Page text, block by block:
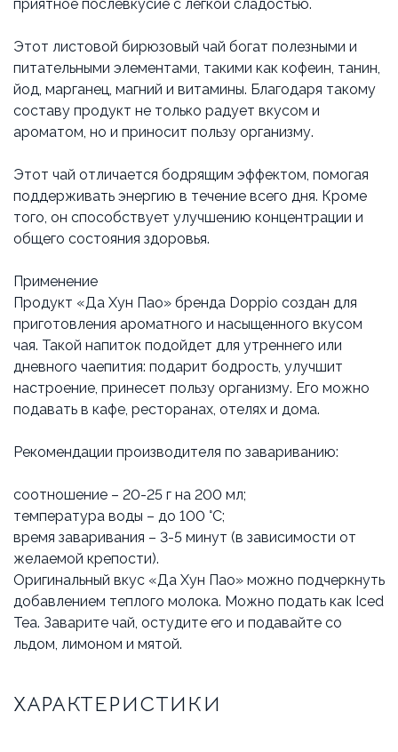
приятное послевкусие с легкой сладостью.
Этот листовой бирюзовый чай богат полезными и
питательными элементами, такими как кофеин, танин,
йод, марганец, магний и витамины. Благодаря такому
составу продукт не только радует вкусом и
ароматом, но и приносит пользу организму.
Этот чай отличается бодрящим эффектом, помогая
поддерживать энергию в течение всего дня. Кроме
того, он способствует улучшению концентрации и
общего состояния здоровья.
Применение
Продукт «Да Хун Пао» бренда Doppio создан для
приготовления ароматного и насыщенного вкусом
чая. Такой напиток подойдет для утреннего или
дневного чаепития: подарит бодрость, улучшит
настроение, принесет пользу организму. Его можно
подавать в кафе, ресторанах, отелях и дома.
Рекомендации производителя по завариванию:
соотношение – 20-25 г на 200 мл;
температура воды – до 100 °C;
время заваривания – 3-5 минут (в зависимости от
желаемой крепости).
Оригинальный вкус «Да Хун Пао» можно подчеркнуть
добавлением теплого молока. Можно подать как Iced
Tea. Заварите чай, остудите его и подавайте со
льдом, лимоном и мятой.
ХАРАКТЕРИСТИКИ